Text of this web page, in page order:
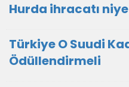
Hurda ihracatı
Türkiye O Suudi
Ödüllendirmeli